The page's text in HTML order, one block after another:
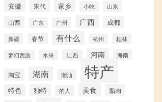
安徽 宋代 家乡 小吃 山东
山西 广东 广州 广西 成都
新疆 春节 有什么 杭州 桂林
梦幻西游 水果 江西 河南 海南
淘宝 湖南 潮汕 特产
特色 独特 的人 美食 腊肉